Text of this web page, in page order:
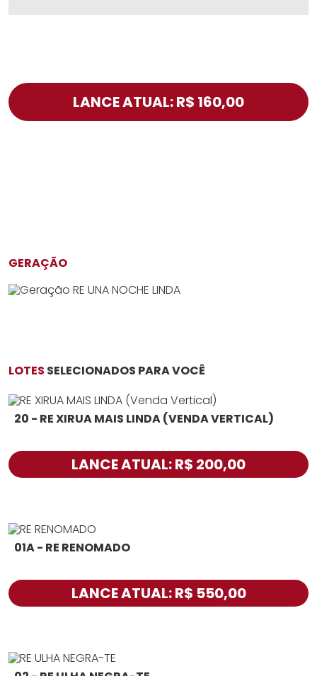
LANCE ATUAL: R$ 160,00
GERAÇÃO
LOTES SELECIONADOS PARA VOCÊ
20 - RE XIRUA MAIS LINDA (VENDA VERTICAL)
LANCE ATUAL: R$ 200,00
01A - RE RENOMADO
LANCE ATUAL: R$ 550,00